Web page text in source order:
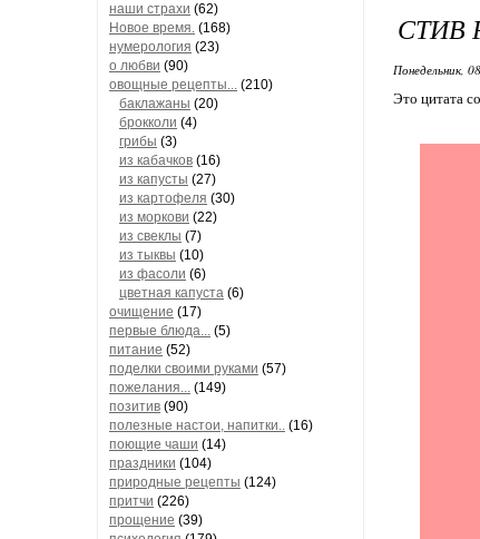
наши страхи (62)
Новое время. (168)
нумерология (23)
о любви (90)
овощные рецепты... (210)
баклажаны (20)
брокколи (4)
грибы (3)
из кабачков (16)
из капусты (27)
из картофеля (30)
из моркови (22)
из свеклы (7)
из тыквы (10)
из фасоли (6)
цветная капуста (6)
очищение (17)
первые блюда... (5)
питание (52)
поделки своими руками (57)
пожелания... (149)
позитив (90)
полезные настои, напитки.. (16)
поющие чаши (14)
праздники (104)
природные рецепты (124)
притчи (226)
прощение (39)
СТИВ
Понедельник,
Это цитата